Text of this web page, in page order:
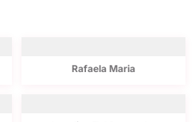
Rafaela Maria